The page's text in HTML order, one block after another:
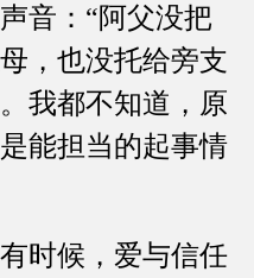
：“阿父没把
，也没托给旁支
我都不知道，原
能担当的起事情
候，爱与信任